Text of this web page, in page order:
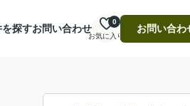
を探すお問い合わせ
お気に入り
0
お問い合わ